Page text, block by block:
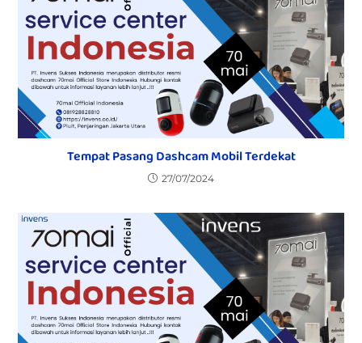
Tempat Pasang Dashcam Mobil Terdekat
27/07/2024